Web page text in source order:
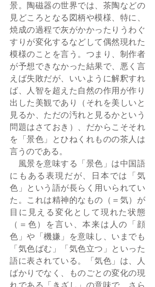
景。陶磁器の世界では、茶陶などの
見どころとなる図柄や模様、特に、
焼成の過程で灰がかかったりうわぐ
すりが変化するなどして偶然現れた
模様のことを言う。つまり、制作者
が予想できなかった結果で、悪く言
えば失敗だが、いいように解釈すれ
ば、人智を超えた自然の作用が作り
出した美観であり（それを美しいと
見るか、ただの汚れと見るかという
問題はさておき）、だからこそそれ
を「景色」とひねくれものの茶人は
言うのである。
風景を意味する「景色」は中国語
にもある表現だが、日本では「気
色」という語が長らく用いられてい
た。これは精神的なもの（＝気）が
目に見える変化として現れた状態
（＝色）を言い、本来は人の「顔
色」や「機嫌」を意味し、いまでも
「気色ばむ」「気色立つ」といった
語に表されている。「気色」は、人
ばかりでなく、ものごとの変化の現